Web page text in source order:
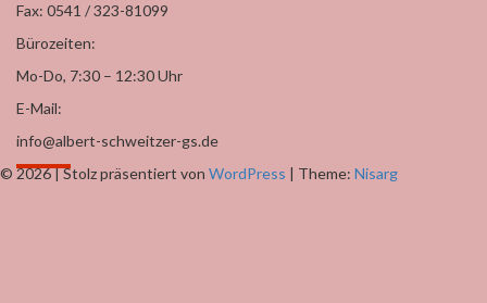
Fax: 0541 / 323-81099
Bürozeiten:
Mo-Do, 7:30 – 12:30 Uhr
E-Mail:
info@albert-schweitzer-gs.de
© 2026|Stolz präsentiert von WordPress | Theme: Nisarg